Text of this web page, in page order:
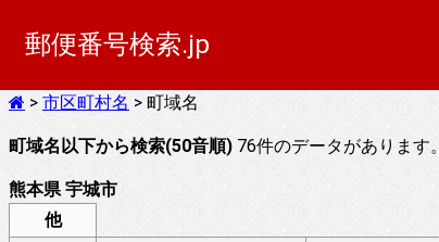
郵便番号検索.jp
> 市区町村名 > 町域名
町域名以下から検索(50音順) 76件のデータがあります。
熊本県 宇城市
他